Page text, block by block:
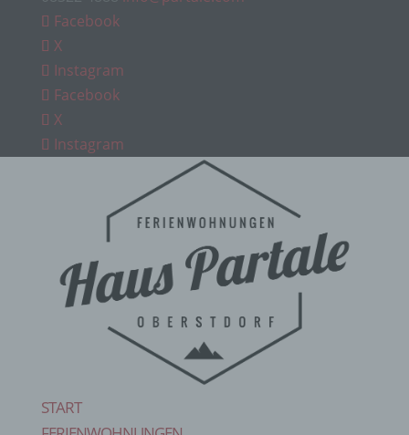
Facebook
X
Instagram
Facebook
X
Instagram
START